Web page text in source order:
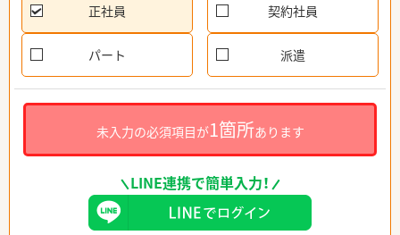
正社員 契約社員
パート 派遣
未入力の必須項目が1箇所あります
LINE連携で簡単入力！